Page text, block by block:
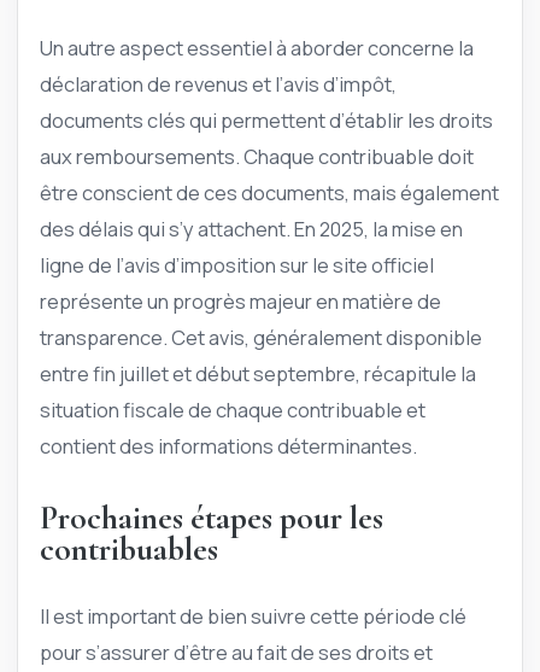
Un autre aspect essentiel à aborder concerne la
déclaration de revenus et l’avis d’impôt,
documents clés qui permettent d’établir les droits
aux remboursements. Chaque contribuable doit
être conscient de ces documents, mais également
des délais qui s’y attachent. En 2025, la mise en
ligne de l’avis d’imposition sur le site officiel
représente un progrès majeur en matière de
transparence. Cet avis, généralement disponible
entre fin juillet et début septembre, récapitule la
situation fiscale de chaque contribuable et
contient des informations déterminantes.
Prochaines étapes pour les
contribuables
Il est important de bien suivre cette période clé
pour s’assurer d’être au fait de ses droits et